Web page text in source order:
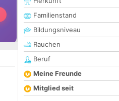
Familienstand
Bildungsniveau
Rauchen
Beruf
Meine Freunde
Mitglied seit